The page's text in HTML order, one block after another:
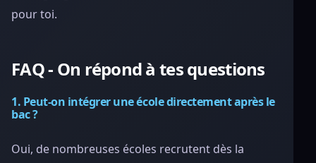
pour toi.
FAQ - On répond à tes questions
1. Peut-on intégrer une école directement après le
bac ?
Oui, de nombreuses écoles recrutent dès la